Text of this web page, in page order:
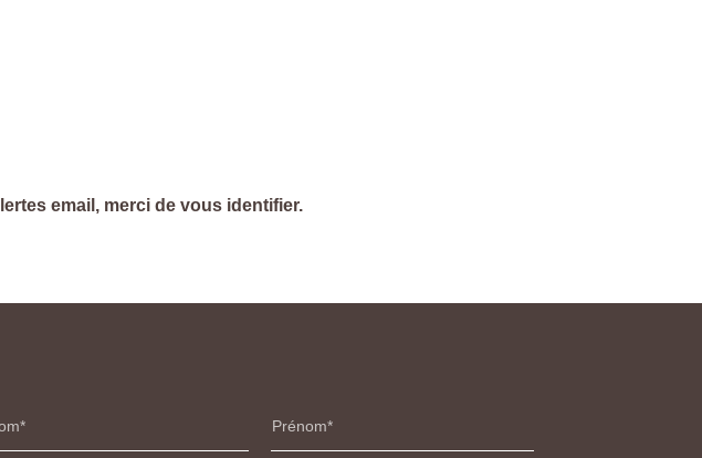
email, merci de vous identifier.
Prénom